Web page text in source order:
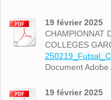
19 février 2025
CHAMPIONNAT
COLLEGES
Document
19 février 2025